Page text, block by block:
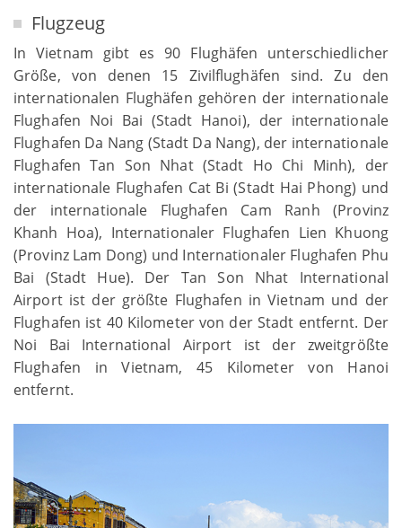
Flugzeug
In Vietnam gibt es 90 Flughäfen unterschiedlicher
Größe, von denen 15 Zivilflughäfen sind. Zu den
internationalen Flughäfen gehören der internationale
Flughafen Noi Bai (Stadt Hanoi), der internationale
Flughafen Da Nang (Stadt Da Nang), der internationale
Flughafen Tan Son Nhat (Stadt Ho Chi Minh), der
internationale Flughafen Cat Bi (Stadt Hai Phong) und
der internationale Flughafen Cam Ranh (Provinz
Khanh Hoa), Internationaler Flughafen Lien Khuong
(Provinz Lam Dong) und Internationaler Flughafen Phu
Bai (Stadt Hue). Der Tan Son Nhat International
Airport ist der größte Flughafen in Vietnam und der
Flughafen ist 40 Kilometer von der Stadt entfernt. Der
Noi Bai International Airport ist der zweitgrößte
Flughafen in Vietnam, 45 Kilometer von Hanoi
entfernt.